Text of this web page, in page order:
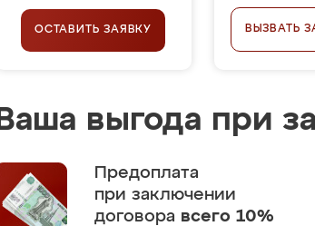
ОСТАВИТЬ ЗАЯВКУ ВЫЗВАТЬ
Ваша выгода при
Предоплата
при заключении
договора всего 10%